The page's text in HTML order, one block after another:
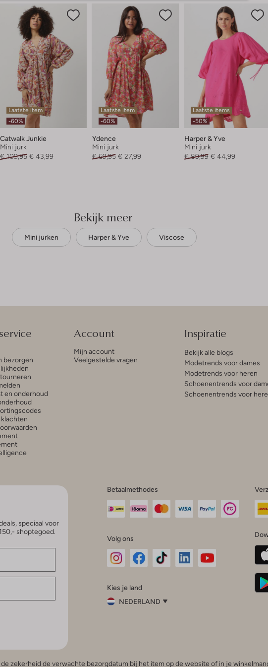
Laatste item
-60%
Catwalk Junkie
Mini jurk
€ 109,95 € 43,99
Laatste item
-60%
Ydence
Mini jurk
€ 69,95 € 27,99
Laatste items
-50%
Harper & Yve
Mini jurk
€ 89,99 € 44,99
Bekijk meer
Mini jurken Harper & Yve Viscose
bezorgen
en onderhoud
Account
Mijn account
Veelgestelde vragen
Inspiratie
Bekijk alle blogs
Modetrends voor dames
Modetrends voor heren
Schoenentrends voor
Schoenentrends voor
speciaal voor
shoptegoed.
Betaalmethodes
Volg ons
InstagramFacebook
Kies je land
NEDERLAND
België (Nederlands)
zekerheid de verwachte bezorgdatum bij het item op de website of in je